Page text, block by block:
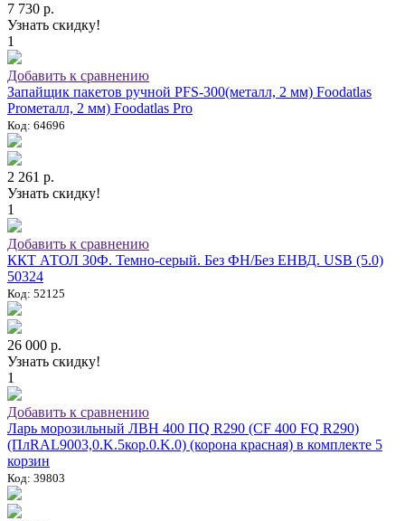
7 730 р.
Узнать скидку!
1
Добавить к сравнению
Запайщик пакетов ручной PFS-300(металл, 2 мм) Foodatlas
Proметалл, 2 мм) Foodatlas Pro
Код: 64696
2 261 р.
Узнать скидку!
1
Добавить к сравнению
ККТ АТОЛ 30Ф. Темно-серый. Без ФН/Без ЕНВД. USB (5.0)
50324
Код: 52125
26 000 р.
Узнать скидку!
1
Добавить к сравнению
Ларь морозильный ЛВН 400 ПQ R290 (СF 400 FQ R290)
(ПлRAL9003,0.K.5кор.0.K.0) (корона красная) в комплекте 5
корзин
Код: 39803